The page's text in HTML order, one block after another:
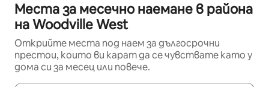
Места за месечно наемане в района
на Woodville West
Открийте места под наем за дългосрочни
престои, които ви карат да се чувствате като у
дома си за месец или повече.